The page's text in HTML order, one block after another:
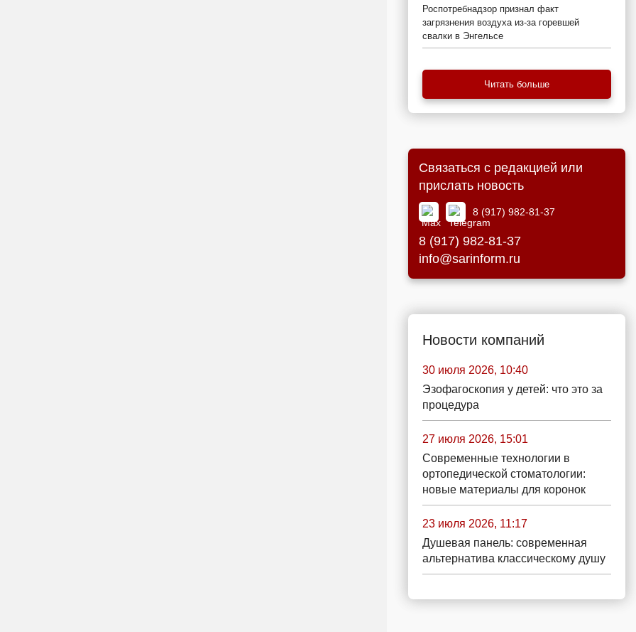
Роспотребнадзор признал факт
загрязнения воздуха из-за горевшей
свалки в Энгельсе
Читать больше
Связаться с редакцией или
прислать новость
8 (917) 982-81-37
8 (917) 982-81-37
info@sarinform.ru
Новости компаний
30 июля 2026, 10:40
Эзофагоскопия у детей: что это за
процедура
27 июля 2026, 15:01
Современные технологии в
ортопедической стоматологии:
новые материалы для коронок
23 июля 2026, 11:17
Душевая панель: современная
альтернатива классическому душу